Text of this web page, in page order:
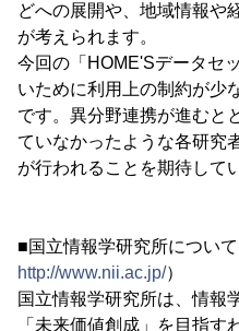
どへの展開や、地域情報や
が考えられます。
今回の「HOME'Sデータセ
いために利用上の制約が少
です。異分野連携が進むと
ていなかったような各研究
が行われることを期待して
■国立情報学研究所について
http://www.nii.ac.jp/）
国立情報学研究所は、情報
「未来価値創成」を目指す